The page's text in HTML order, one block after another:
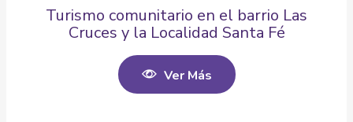
Turismo comunitario en el barrio Las
Cruces y la Localidad Santa Fé
Ver Más